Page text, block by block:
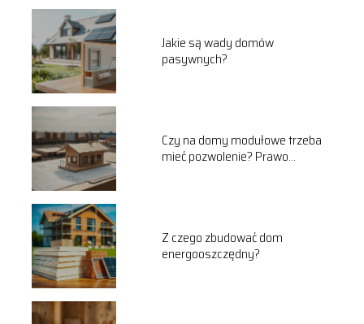
Jakie są wady domów
pasywnych?
Czy na domy modułowe trzeba
mieć pozwolenie? Prawo
Z czego zbudować dom
energooszczędny?